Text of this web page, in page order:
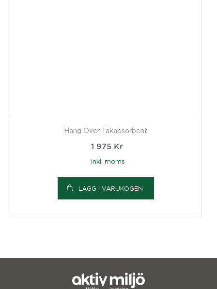
Hang Over Takabsorbent
1 975 Kr
inkl. moms
LÄGG I VARUKOGEN